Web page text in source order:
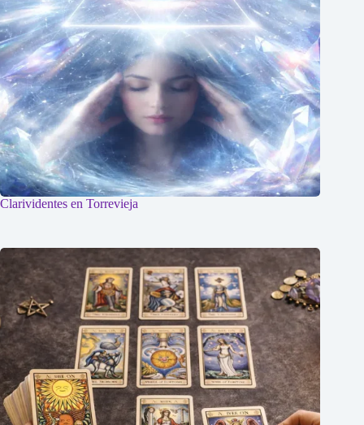
Clarividentes en Torrevieja